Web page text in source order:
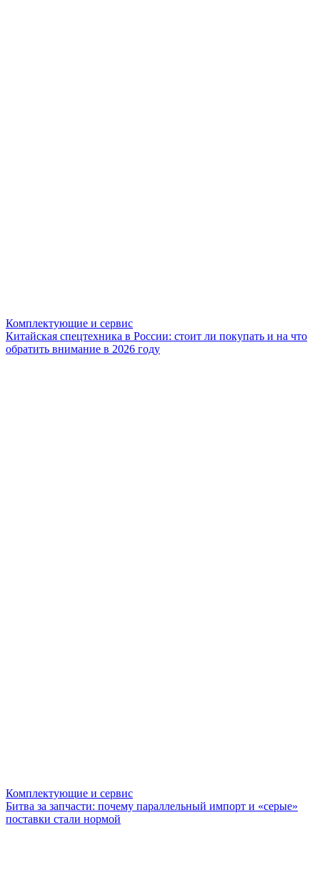
Комплектующие и сервис
Китайская спецтехника в России: стоит ли покупать и на что
обратить внимание в 2026 году
Комплектующие и сервис
Битва за запчасти: почему параллельный импорт и «серые»
поставки стали нормой